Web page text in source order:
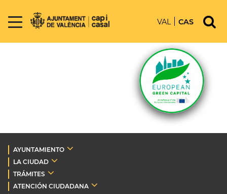
VAL CAS
AYUNTAMIENTO
LA CIUDAD
TRÁMITES
ATENCIÓN CIUDADANA